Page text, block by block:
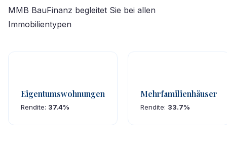
MMB BauFinanz begleitet Sie bei allen
Immobilientypen
Eigentumswohnungen
Rendite: 37.4%
Mehrfamilienhäuser
Rendite: 33.7%